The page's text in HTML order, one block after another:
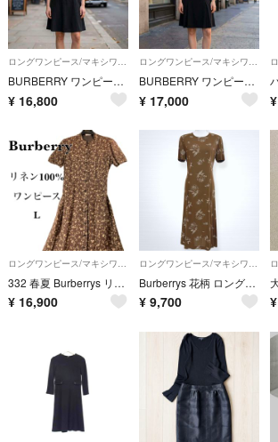
ロングワンピース/マキシワンピース
BURBERRY ワンピース ブラック #44 花柄刺繍 ノースリーブ
¥ 16,800
ロングワンピース/マキシワンピース
BURBERRY ワンピース ブラック #44 ホースロゴ刺繍 ノースリーブ
¥ 17,000 ¥
332 春夏 Burberrys リネン ロング ワンピース XL 花柄
¥ 16,900
Burberrys 花柄 ロングワンピース ブラウン 9号
¥ 9,700 ¥